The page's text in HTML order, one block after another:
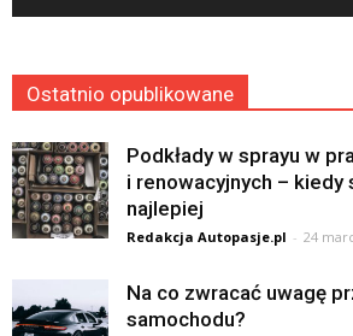
Ostatnio opublikowane
Podkłady w sprayu w
i renowacyjnych – kiedy
najlepiej
Redakcja Autopasje.pl - 24
Na co zwracać uwagę
samochodu?